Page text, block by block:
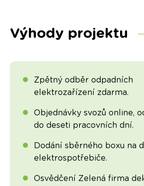
Výhody projektu
Zpětný odběr odpadních
elektrozařízení zdarma.
Objednávky svozů online,
do deseti pracovních dní.
Dodání sběrného boxu na
elektrospotřebiče.
Osvědčení Zelená firma